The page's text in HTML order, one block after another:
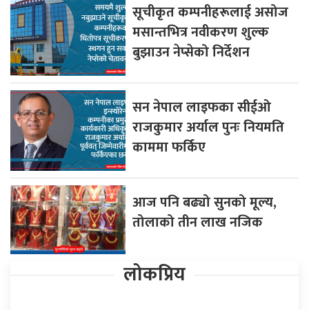
सूचीकृत कम्पनीहरूलाई असोज
मसान्तभित्र नवीकरण शुल्क
बुझाउन नेप्सेको निर्देशन
सन नेपाल लाइफका सीईओ
राजकुमार अर्याल पुनः नियमति
काममा फर्किए
आज पनि बढ्यो सुनको मूल्य,
तोलाको तीन लाख नजिक
लोकप्रिय